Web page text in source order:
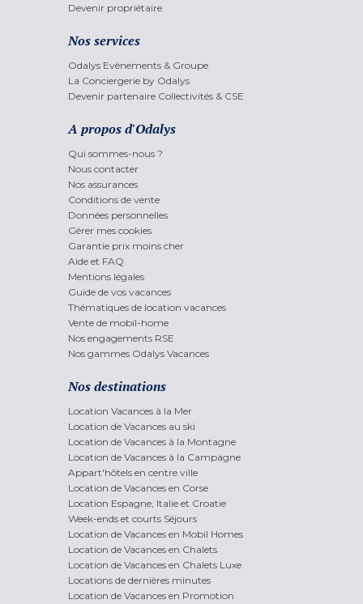
Devenir propriétaire
Nos services
Odalys Evènements & Groupe
La Conciergerie by Odalys
Devenir partenaire Collectivités & CSE
A propos d'Odalys
Qui sommes-nous ?
Nous contacter
Nos assurances
Conditions de vente
Données personnelles
Gérer mes cookies
Garantie prix moins cher
Aide et FAQ
Mentions légales
Guide de vos vacances
Thématiques de location vacances
Vente de mobil-home
Nos engagements RSE
Nos gammes Odalys Vacances
Nos destinations
Location Vacances à la Mer
Location de Vacances au ski
Location de Vacances à la Montagne
Location de Vacances à la Campagne
Appart'hôtels en centre ville
Location de Vacances en Corse
Location Espagne, Italie et Croatie
Week-ends et courts Séjours
Location de Vacances en Mobil Homes
Location de Vacances en Chalets
Location de Vacances en Chalets Luxe
Locations de dernières minutes
Location de Vacances en Promotion